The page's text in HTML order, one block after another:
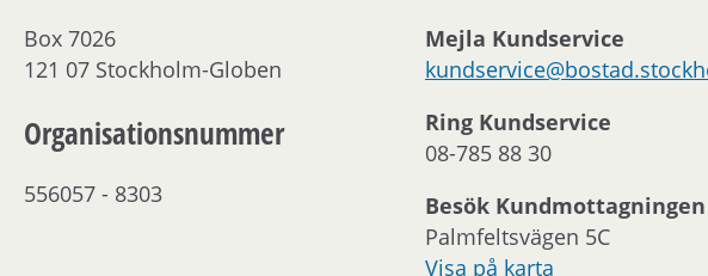
Box 7026
121 07 Stockholm-Globen
Organisationsnummer
556057 - 8303
Mejla Kundservice
Ring Kundservice
08-785 88 30
Besök Kundmottagningen
Palmfeltsvägen 5C
Visa på karta